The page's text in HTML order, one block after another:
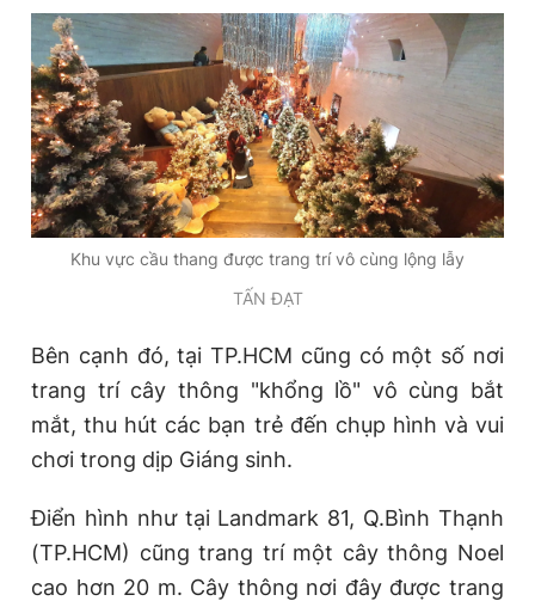
Khu vực cầu thang được trang trí vô cùng lộng lẫy
TẤN ĐẠT
Bên cạnh đó, tại TP.HCM cũng có một số nơi
trang trí cây thông "khổng lồ" vô cùng bắt
mắt, thu hút các bạn trẻ đến chụp hình và vui
chơi trong dịp Giáng sinh.
Điển hình như tại Landmark 81, Q.Bình Thạnh
(TP.HCM) cũng trang trí một cây thông Noel
cao hơn 20 m. Cây thông nơi đây được trang